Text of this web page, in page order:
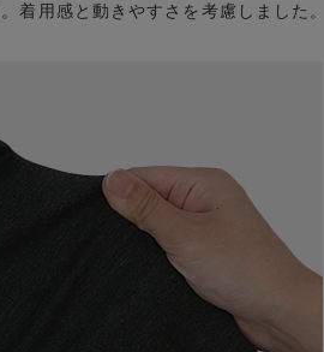
着用感と動きやすさを考慮しました。